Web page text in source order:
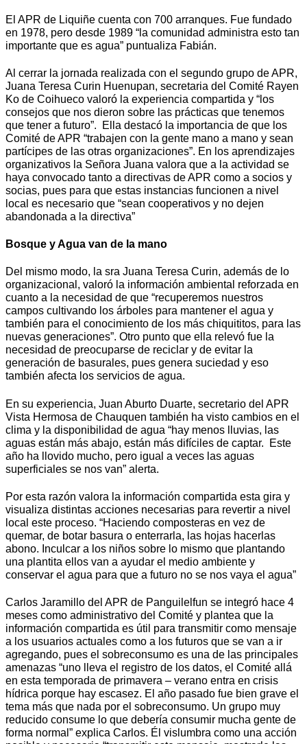
El APR de Liquiñe cuenta con 700 arranques. Fue fundado
en 1978, pero desde 1989 “la comunidad administra esto tan
importante que es agua” puntualiza Fabián.
Al cerrar la jornada realizada con el segundo grupo de APR,
Juana Teresa Curin Huenupan, secretaria del Comité Rayen
Ko de Coihueco valoró la experiencia compartida y “los
consejos que nos dieron sobre las prácticas que tenemos
que tener a futuro”. Ella destacó la importancia de que los
Comité de APR “trabajen con la gente mano a mano y sean
partícipes de las otras organizaciones”. En los aprendizajes
organizativos la Señora Juana valora que a la actividad se
haya convocado tanto a directivas de APR como a socios y
socias, pues para que estas instancias funcionen a nivel
local es necesario que “sean cooperativos y no dejen
abandonada a la directiva”
Bosque y Agua van de la mano
Del mismo modo, la sra Juana Teresa Curin, además de lo
organizacional, valoró la información ambiental reforzada en
cuanto a la necesidad de que “recuperemos nuestros
campos cultivando los árboles para mantener el agua y
también para el conocimiento de los más chiquititos, para las
nuevas generaciones”. Otro punto que ella relevó fue la
necesidad de preocuparse de reciclar y de evitar la
generación de basurales, pues genera suciedad y eso
también afecta los servicios de agua.
En su experiencia, Juan Aburto Duarte, secretario del APR
Vista Hermosa de Chauquen también ha visto cambios en el
clima y la disponibilidad de agua “hay menos lluvias, las
aguas están más abajo, están más difíciles de captar. Este
año ha llovido mucho, pero igual a veces las aguas
superficiales se nos van” alerta.
Por esta razón valora la información compartida esta gira y
visualiza distintas acciones necesarias para revertir a nivel
local este proceso. “Haciendo composteras en vez de
quemar, de botar basura o enterrarla, las hojas hacerlas
abono. Inculcar a los niños sobre lo mismo que plantando
una plantita ellos van a ayudar el medio ambiente y
conservar el agua para que a futuro no se nos vaya el agua”
Carlos Jaramillo del APR de Panguilelfun se integró hace 4
meses como administrativo del Comité y plantea que la
información compartida es útil para transmitir como mensaje
a los usuarios actuales como a los futuros que se van a ir
agregando, pues el sobreconsumo es una de las principales
amenazas “uno lleva el registro de los datos, el Comité allá
en esta temporada de primavera – verano entra en crisis
hídrica porque hay escasez. El año pasado fue bien grave el
tema más que nada por el sobreconsumo. Un grupo muy
reducido consume lo que debería consumir mucha gente de
forma normal” explica Carlos. Él vislumbra como una acción